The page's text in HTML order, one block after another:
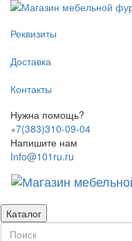
Реквизиты
Доставка
Контакты
Нужна помощь?
+7(383)310-09-04
Напишите нам
Info@101ru.ru
Каталог